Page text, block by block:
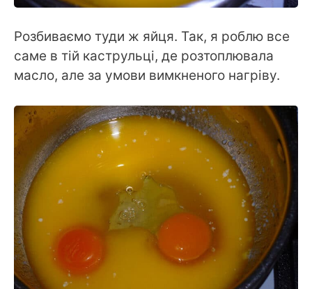
Розбиваємо туди ж яйця. Так, я роблю все
саме в тій каструльці, де розтоплювала
масло, але за умови вимкненого нагріву.